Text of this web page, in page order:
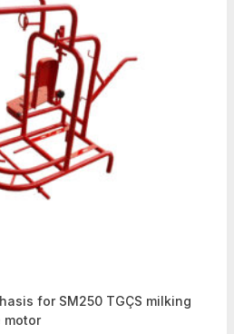
for SM250 TGÇS milking
motor